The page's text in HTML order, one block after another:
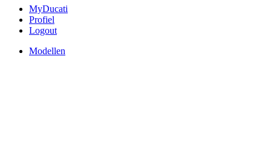
MyDucati
Profiel
Logout
Modellen